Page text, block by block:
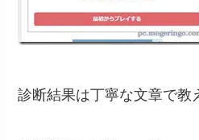
診断結果は丁寧な文章で教